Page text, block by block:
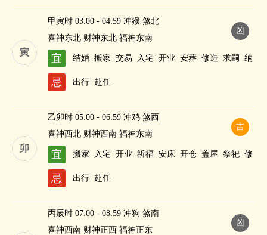
寅
凶
甲寅时 03:00 - 04:59 冲猴 煞北
喜神东北 财神东北 福神东南
宜 结婚 搬家 交易 入宅 开业 安葬 修造 求嗣
纳
财
忌 出行 赴任
卯
吉
乙卯时 05:00 - 06:59 冲鸡 煞西
喜神西北 财神西南 福神东南
宜 搬家 入宅 开业 祈福 安床 开仓 盖屋 祭祀 修
造
酬神
忌 出行 赴任
凶
丙辰时 07:00 - 08:59 冲狗 煞南
喜神西南 财神正西 福神正东